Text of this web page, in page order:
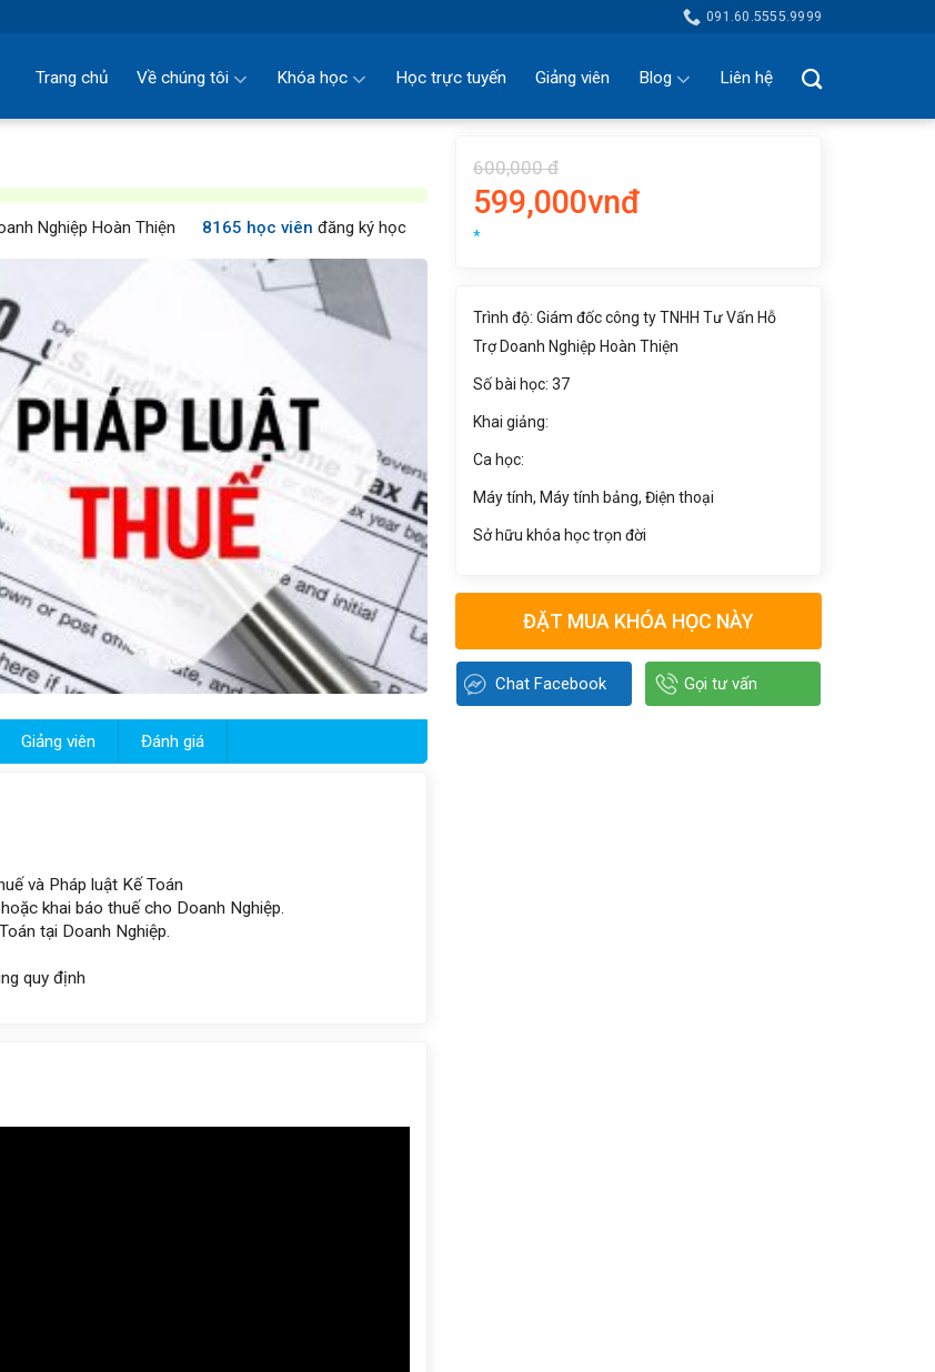
091.60.5555.9999
Trang chủ Về chúng tôi Khóa học Học trực tuyến Giảng viên Blog Liên hệ
Nghiệp Hoàn Thiện 8165 học viên đăng ký học
Giảng viên Đánh giá
và Pháp luật Kế Toán
khai báo thuế cho Doanh Nghiệp.
tại Doanh Nghiệp.
quy định
600,000 đ
599,000vnđ
*
Trình độ: Giám đốc công ty TNHH Tư Vấn Hỗ
Trợ Doanh Nghiệp Hoàn Thiện
Số bài học: 37
Khai giảng:
Ca học:
Máy tính, Máy tính bảng, Điện thoại
Sở hữu khóa học trọn đời
ĐẶT MUA KHÓA HỌC NÀY
Chat Facebook Gọi tư vấn